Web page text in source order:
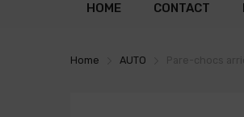
HOME CONTACT
Home AUTO